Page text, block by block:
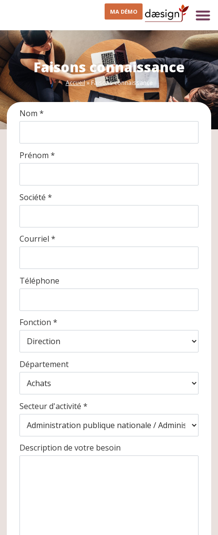
MA DÉMO
Faisons connaissance
Accueil» Faisons connaissance
Nom *
Prénom *
Société *
Courriel *
Téléphone
Fonction *
Département
Secteur d'activité *
Description de votre besoin